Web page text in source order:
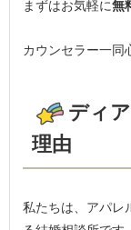
まずはお気軽に無
カウンセラー一
ディ
理由
私たちは、アパレ